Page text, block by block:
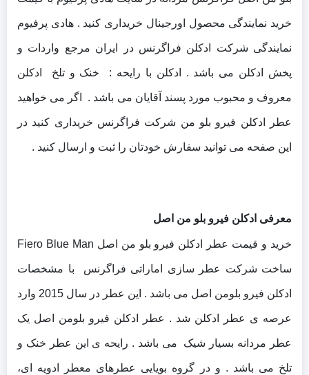
خرید نمایندگی محصول اورجینال خریداری کنید . هادی پرفیوم
نمایندگی شرکت ادکلن فراگرنس در ایران مرجع واردات و
پخش ادکلن می باشد . ادکلن با رایحه : خنک و تلخ ادکلن
معروف و محبوب مورد پسند آقایان می باشد . اگر می خواهید
عطر ادکلن فیرو بلو من شرکت فراگرنس خریداری کنید در
این صفحه می توانید سفارش خودتان را ثبت و ارسال کنید .
معرفی ادکلن فیرو بلو من اصل
خرید و قیمت عطر ادکلن فیرو بلو من اصل Fiero Blue Man
ساخت شرکت عطر سازی اماراتی فراگرنس با مشخصات
ادکلن فیرو بلومن اصل می باشد . این عطر در سال 2015 وارد
عرصه ی عطر ادکلن شد . عطر ادکلن فیرو بلومن اصل یک
عطر مردانه بسیار شیک می باشد . رایحه ی این عطر خنک و
تلخ می باشد . و در گروه بویایی عطرهای معطر ادویه ای،